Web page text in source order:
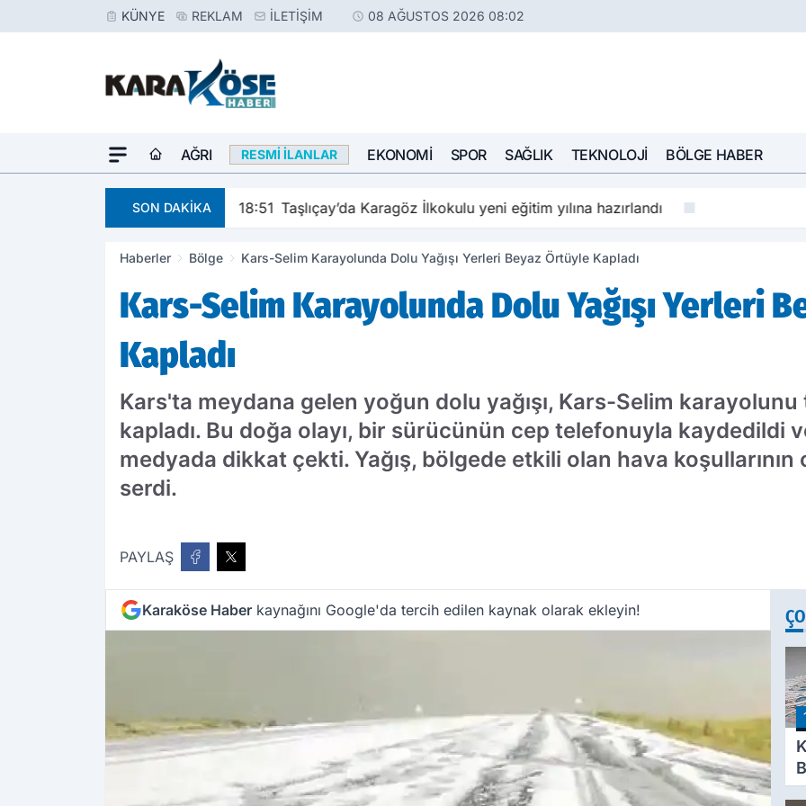
KÜNYE REKLAM İLETIŞIM 08 AĞUSTOS 2026 08:02
AĞRI RESMI İLANLAR EKONOMI SPOR SAĞLIK TEKNOLOJI BÖLGE HABER
SON DAKİKA 18:51 Taşlıçay’da Karagöz İlkokulu yeni eğitim yılına hazırlandı
Haberler Bölge Kars-Selim Karayolunda Dolu Yağışı Yerleri Beyaz Örtüyle Kapladı
Kars-Selim Karayolunda Dolu Yağışı Yerleri
Kapladı
Kars'ta meydana gelen yoğun dolu yağışı, Kars-Selim
kapladı. Bu doğa olayı, bir sürücünün cep telefonuyla kaydedildi
medyada dikkat çekti. Yağış, bölgede etkili olan hava
serdi.
PAYLAŞ
Karaköse Haber kaynağını Google'da tercih edilen kaynak olarak ekleyin!